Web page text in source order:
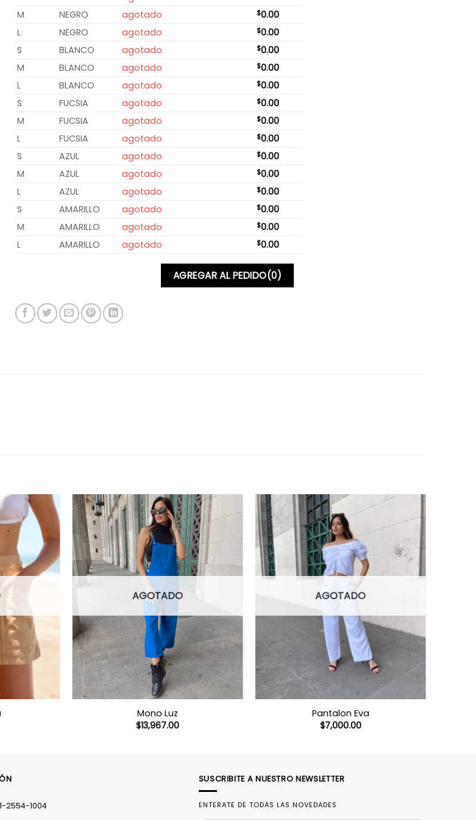
M
NEGRO agotado $0.00
L
NEGRO agotado $0.00
S
BLANCO agotado $0.00
M
BLANCO agotado $0.00
L
BLANCO agotado $0.00
S
FUCSIA agotado $0.00
M
FUCSIA agotado $0.00
L
FUCSIA agotado $0.00
S
AZUL agotado $0.00
M
AZUL agotado $0.00
L
AZUL agotado $0.00
S
AMARILLO agotado $0.00
M
AMARILLO agotado $0.00
L
AMARILLO agotado $0.00
AGREGAR AL PEDIDO(0)
AGOTADO
Mono Luz
$13,967.00
AGOTADO
Pantalon Eva
$7,000.00
2554-1004
SUSCRIBITE A NUESTRO NEWSLETTER
ENTERATE DE TODAS LAS NOVEDADES